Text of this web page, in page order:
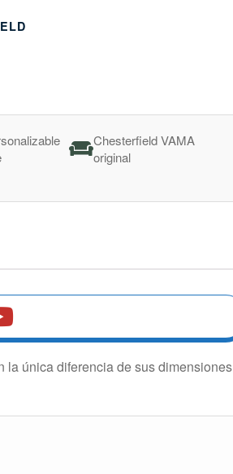
Chesterfield VAMA
original
la única diferencia de sus dimensiones